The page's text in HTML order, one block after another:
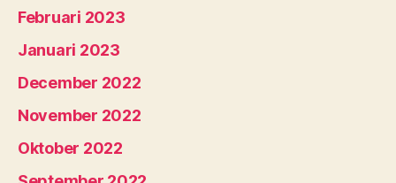
Februari 2023
Januari 2023
December 2022
November 2022
Oktober 2022